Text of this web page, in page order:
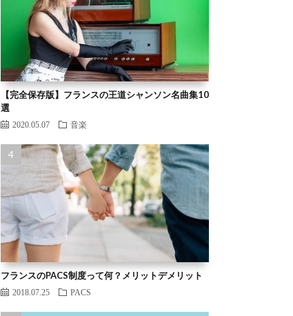
【完全保存版】フランスの王道シャンソン名曲集10
選
2020.05.07 音楽
フランスのPACS制度って何？メリットデメリット
2018.07.25 PACS